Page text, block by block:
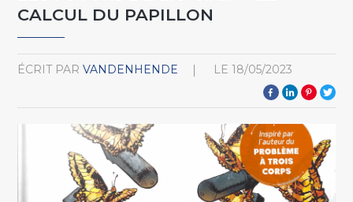
CALCUL DU PAPILLON
ÉCRIT PAR VANDENHENDE LE 18/05/2023